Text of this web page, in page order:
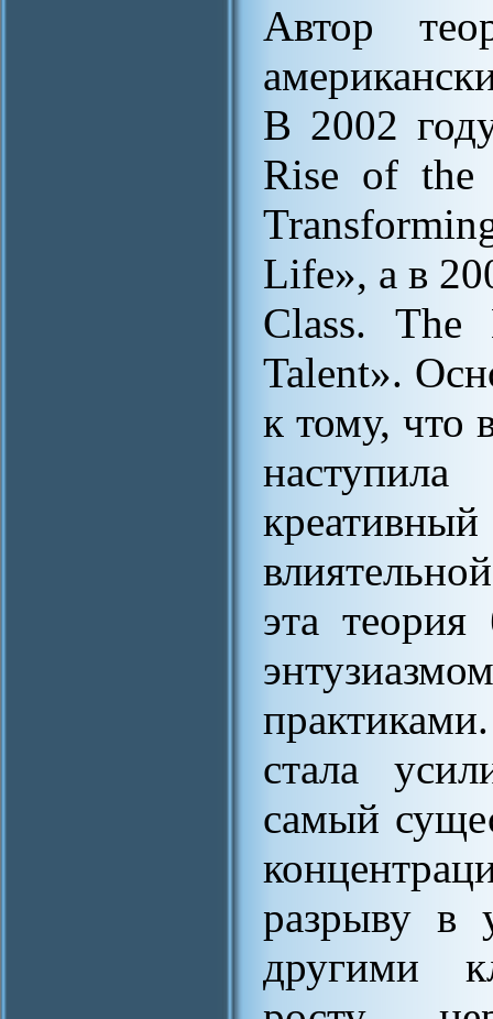
Автор
В 2002
Rise of the
Life», а в
Class.
Talent».
к тому, что
эта
стала
самый
разрыву в
другими